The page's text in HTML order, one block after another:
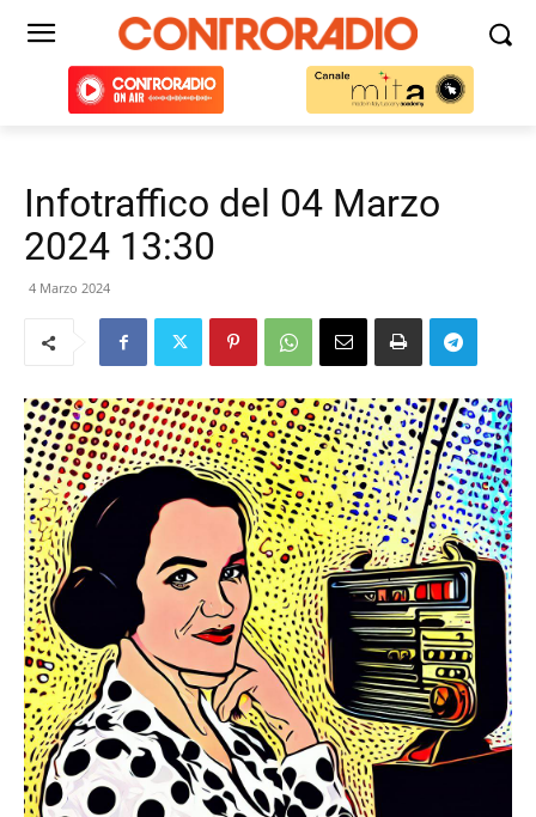
Infotraffico del 04 Marzo
2024 13:30
4 Marzo 2024